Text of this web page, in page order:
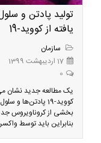
تولید پادتن و
یافته از کووید-19
سازمان
17 اردیبهشت 1399
0
یک مطالعه جدید نشان
بخشی از کروناویروس
بنابراین باید توسط